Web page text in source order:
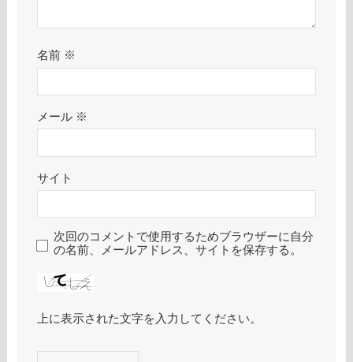
名前 ※
メール ※
サイト
次回のコメントで使用するためブラウザーに自分
の名前、メールアドレス、サイトを保存する。
上に表示された文字を入力してください。